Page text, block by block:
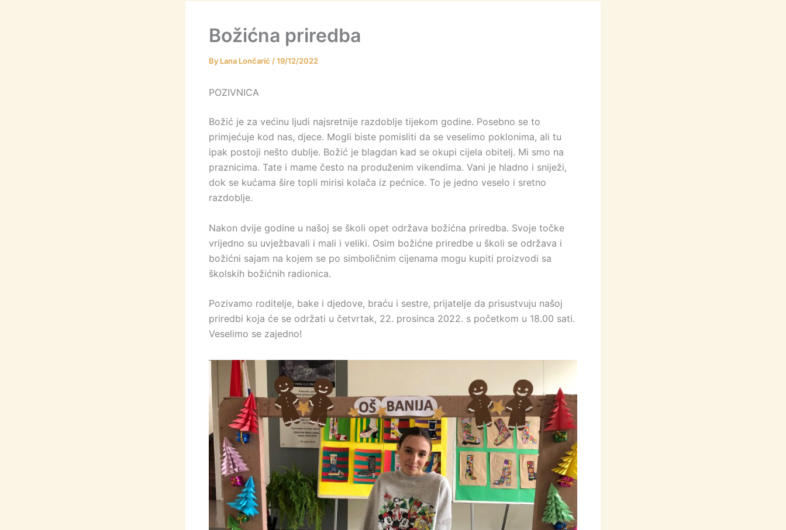
Božićna priredba
By Lana Lončarić /19/12/2022
POZIVNICA
Božić je za većinu ljudi najsretnije razdoblje tijekom godine. Posebno se to
primjećuje kod nas, djece. Mogli biste pomisliti da se veselimo poklonima, ali tu
ipak postoji nešto dublje. Božić je blagdan kad se okupi cijela obitelj. Mi smo na
praznicima. Tate i mame često na produženim vikendima. Vani je hladno i sniježi,
dok se kućama šire topli mirisi kolača iz pećnice. To je jedno veselo i sretno
razdoblje.
Nakon dvije godine u našoj se školi opet održava božićna priredba. Svoje točke
vrijedno su uvježbavali i mali i veliki. Osim božićne priredbe u školi se održava i
božićni sajam na kojem se po simboličnim cijenama mogu kupiti proizvodi sa
školskih božićnih radionica.
Pozivamo roditelje, bake i djedove, braću i sestre, prijatelje da prisustvuju našoj
priredbi koja će se održati u četvrtak, 22. prosinca 2022. s početkom u 18.00 sati.
Veselimo se zajedno!